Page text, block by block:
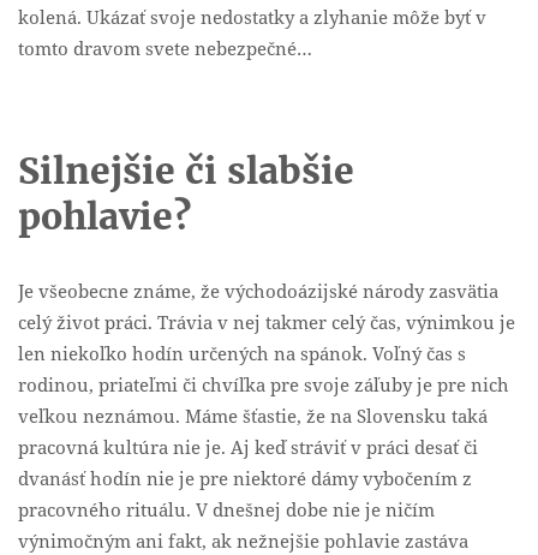
kolená. Ukázať svoje nedostatky a zlyhanie môže byť v
tomto dravom svete nebezpečné…
Silnejšie či slabšie
pohlavie?
Je všeobecne známe, že východoázijské národy zasvätia
celý život práci. Trávia v nej takmer celý čas, výnimkou je
len niekoľko hodín určených na spánok. Voľný čas s
rodinou, priateľmi či chvíľka pre svoje záľuby je pre nich
veľkou neznámou. Máme šťastie, že na Slovensku taká
pracovná kultúra nie je. Aj keď stráviť v práci desať či
dvanásť hodín nie je pre niektoré dámy vybočením z
pracovného rituálu. V dnešnej dobe nie je ničím
výnimočným ani fakt, ak nežnejšie pohlavie zastáva